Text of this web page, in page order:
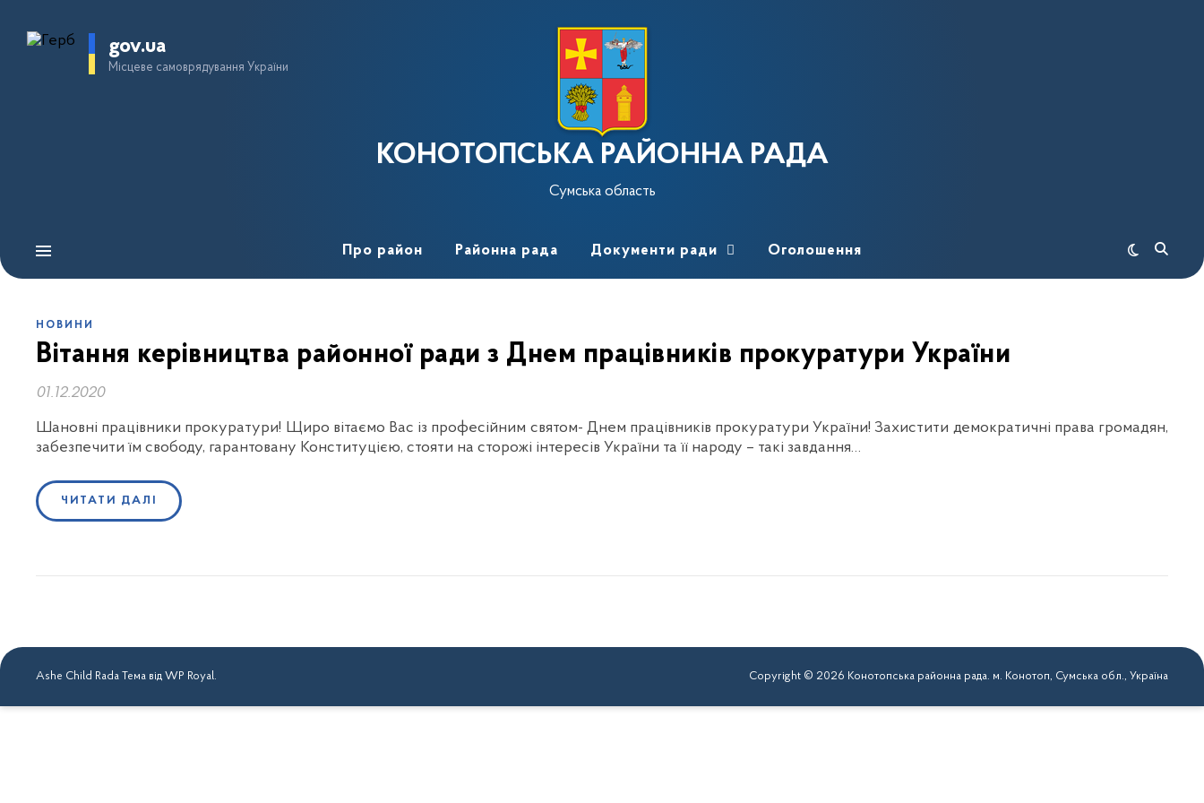
gov.ua
Місцеве самоврядування України
КОНОТОПСЬКА РАЙОННА РАДА
Сумська область
Про район Районна рада Документи ради Оголошення
НОВИНИ
Вітання керівництва районної ради з Днем працівників прокуратури України
01.12.2020
Шановні працівники прокуратури! Щиро вітаємо Вас із професійним святом- Днем працівників прокуратури України! Захистити демократичні права громадян,
забезпечити їм свободу, гарантовану Конституцією, стояти на сторожі інтересів України та її народу – такі завдання…
ЧИТАТИ ДАЛІ
Copyright © 2026 Конотопська районна рада. м. Конотоп, Сумська обл., Україна
Ashe Child Rada Тема від WP Royal.